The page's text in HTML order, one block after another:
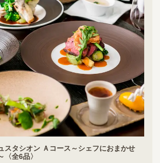
スタシオン Ａコース～シェフにおまかせ
〈全6品〉
の店舗情報をシェアする
ラ・ポルテ】今年も桃のポタージュ始め
区久本１丁目16-20 フィオーレの森 リラ館 1F